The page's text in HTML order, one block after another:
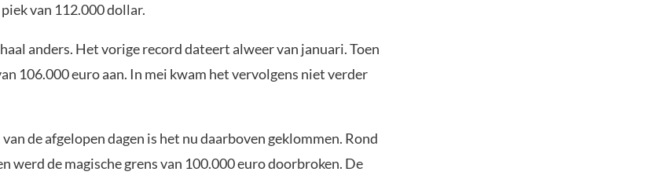
van 112.000 dollar.
anders. Het vorige record dateert alweer van januari. Toen
106.000 euro aan. In mei kwam het vervolgens niet verder
de afgelopen dagen is het nu daarboven geklommen. Rond
werd de magische grens van 100.000 euro doorbroken. De